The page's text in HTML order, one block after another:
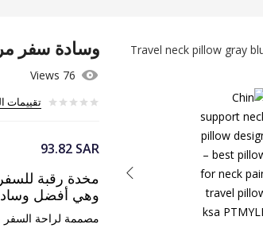
وسادة سفر
76 Views
تقييمات
93.82 SAR
مخدة رقبة للسفر
وهي أفضل وسادة
مصممة لراحة